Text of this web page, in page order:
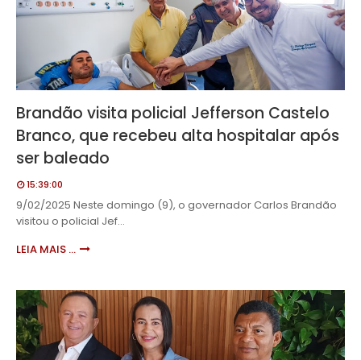
Brandão visita policial Jefferson Castelo
Branco, que recebeu alta hospitalar após
ser baleado
15:39:00
9/02/2025 Neste domingo (9), o governador Carlos Brandão
visitou o policial Jef…
LEIA MAIS ...